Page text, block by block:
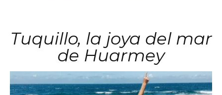
Tuquillo, la joya del mar
de Huarmey